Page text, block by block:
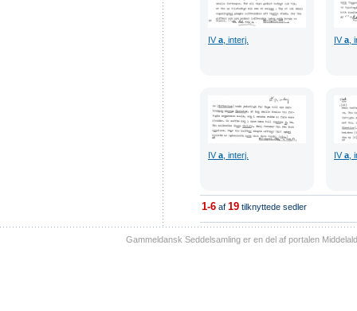
IVa , interj. IVa ,
IVa , interj. IVa ,
1-6 af 19 tilknyttede sedler
Gammeldansk Seddelsamling er en del af portalen